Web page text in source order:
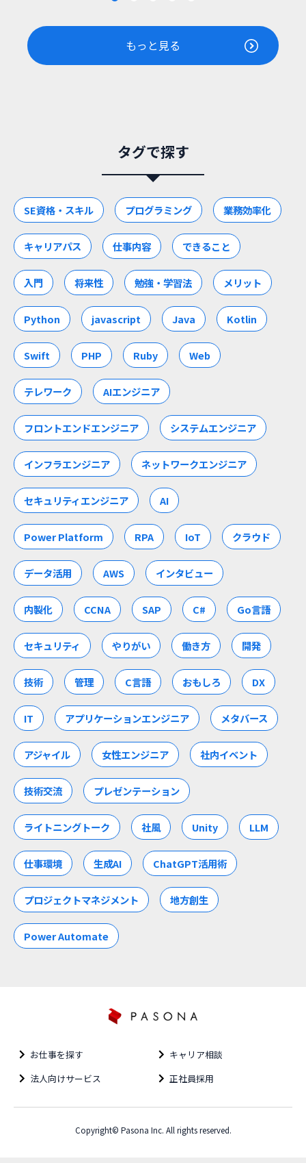
もっと見る
タグで探す
SE資格・スキル プログラミング 業務効率化
キャリアパス 仕事内容 できること
入門 将来性 勉強・学習法 メリット
Python javascript Java Kotlin
Swift PHP Ruby Web
テレワーク AIエンジニア
フロントエンドエンジニア システムエンジニア
インフラエンジニア ネットワークエンジニア
セキュリティエンジニア AI
Power Platform RPA IoT クラウド
データ活用 AWS インタビュー
内製化 CCNA SAP C# Go言語
セキュリティ やりがい 働き方 開発
技術 管理 C言語 おもしろ DX
IT アプリケーションエンジニア メタバース
アジャイル 女性エンジニア 社内イベント
技術交流 プレゼンテーション
ライトニングトーク 社風 Unity LLM
仕事環境 生成AI ChatGPT活用術
プロジェクトマネジメント 地方創生
Power Automate
お仕事を探す
キャリア相談
法人向けサービス
正社員採用
Copyright© Pasona Inc. All rights reserved.